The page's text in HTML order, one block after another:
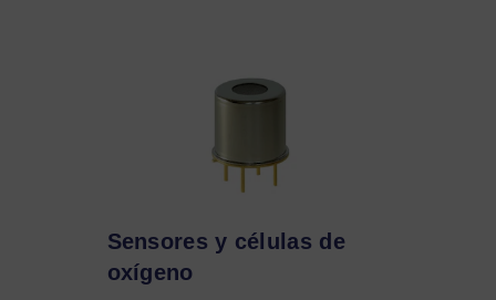
Sensores y células de
oxígeno